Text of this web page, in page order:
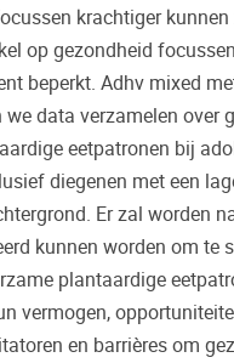
krachtiger kunnen
op gezondheid
beperkt. Adhv mixed
data verzamelen over
eetpatronen bij
diegenen met een
Er zal worden
kunnen worden om te
plantaardige
vermogen,
en barrières om